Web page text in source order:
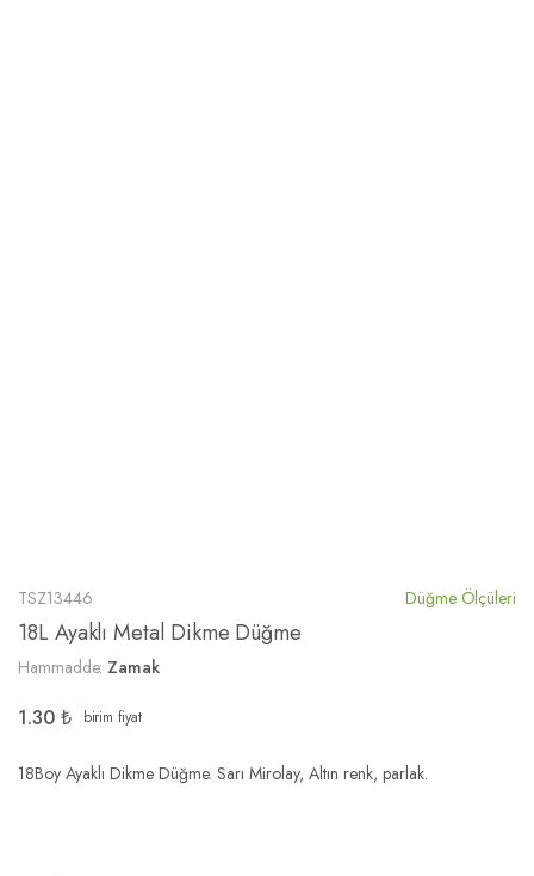
TSZ13446 Düğme Ölçüleri
18L Ayaklı Metal Dikme Düğme
Hammadde:Zamak
1.30 ₺ birim fiyat
18Boy Ayaklı Dikme Düğme. Sarı Mirolay, Altın renk, parlak.